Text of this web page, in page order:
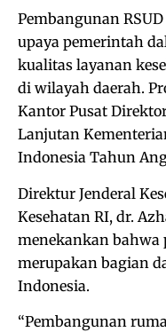
Pembangunan
upaya pemerintah
kualitas layanan
di wilayah daerah.
Kantor Pusat
Lanjutan
Indonesia Tahun
Direktur Jenderal
Kesehatan RI, dr.
menekankan
merupakan bagian
Indonesia.
“Pembangunan